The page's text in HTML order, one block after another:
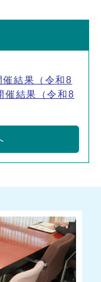
結果（令和8
催結果（令和8